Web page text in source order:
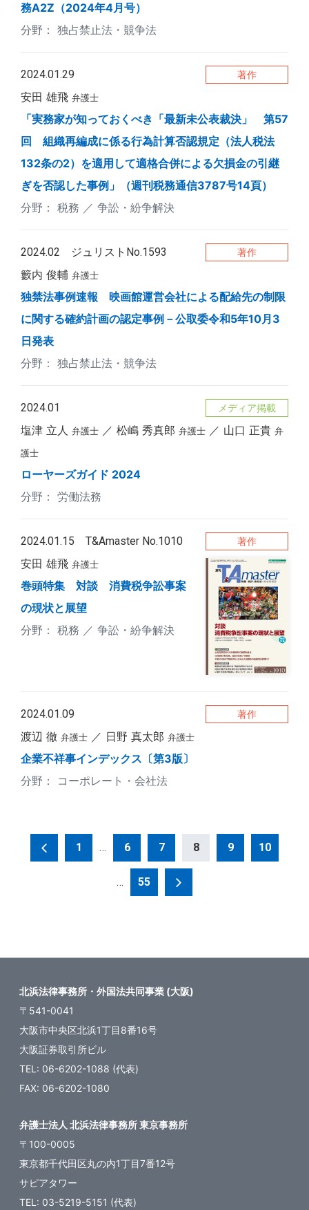
務A2Z（2024年4月号）
独占禁止法・競争法
2024.01.29 著作
安田 雄飛 弁護士
「実務家が知っておくべき「最新未公表裁決」 第57
回 組織再編成に係る行為計算否認規定（法人税法
132条の2）を適用して適格合併による欠損金の引継
ぎを否認した事例」（週刊税務通信3787号14頁）
税務
争訟・紛争解決
2024.02 ジュリストNo.1593 著作
籔内 俊輔 弁護士
独禁法事例速報 映画館運営会社による配給先の制限
に関する確約計画の認定事例－公取委令和5年10月3
日発表
独占禁止法・競争法
2024.01 メディア掲載
塩津 立人 弁護士 松嶋 秀真郎 弁護士 山口 正貴 弁
護士
ローヤーズガイド 2024
労働法務
2024.01.15 T&Amaster No.1010 著作
安田 雄飛 弁護士
巻頭特集 対談 消費税争訟事案
の現状と展望
税務
争訟・紛争解決
2024.01.09 著作
渡辺 徹 弁護士 日野 真太郎 弁護士
企業不祥事インデックス〔第3版〕
コーポレート・会社法
稿
り
1 … 6 7 8 9 10
… 55
北浜法律事務所・外国法共同事業 (大阪)
〒541-0041
大阪市中央区北浜1丁目8番16号
大阪証券取引所ビル
TEL: 06-6202-1088 (代表)
FAX: 06-6202-1080
弁護士法人 北浜法律事務所 東京事務所
〒100-0005
東京都千代田区丸の内1丁目7番12号
サピアタワー
TEL: 03-5219-5151 (代表)